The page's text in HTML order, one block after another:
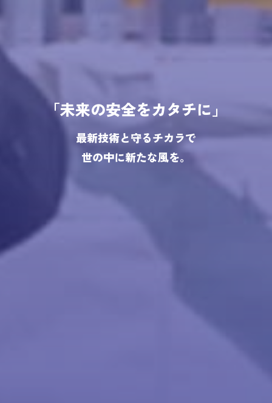
「未来の安全をカタチに」
最新技術と守るチカラで
世の中に新たな風を。